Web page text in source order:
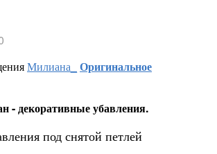
Милиана_ Оригинальное
- декоративные убавления.
под снятой петлей